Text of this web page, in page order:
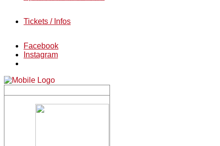
Tickets / Infos
Facebook
Instagram